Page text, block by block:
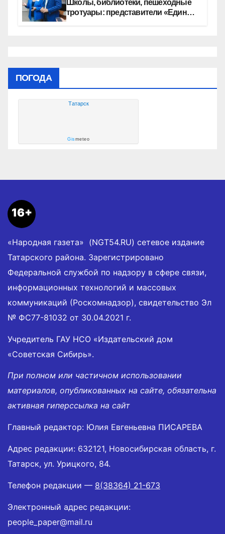
Школы, библиотеки, пешеходные
тротуары: представители «Единой
ПОГОДА
Татарск
Gismeteo
16+
«Народная газета» (NGT54.RU) сетевое издание
Татарского района. Зарегистрировано
Федеральной службой по надзору в сфере связи,
информационных технологий и массовых
коммуникаций (Роскомнадзор), свидетельство Эл
№ ФС77-81032 от 30.04.2021 г.
Учредитель ГАУ НСО «Издательский дом
«Советская Сибирь».
При полном или частичном использовании
материалов, опубликованных на сайте, обязательна
активная гиперссылка на сайт
Главный редактор: Юлия Евгеньевна ПИСАРЕВА
Адрес редакции: 632121, Новосибирская область, г.
Татарск, ул. Урицкого, 84.
Телефон редакции — 8(38364) 21-673
Электронный адрес редакции:
people_paper@mail.ru